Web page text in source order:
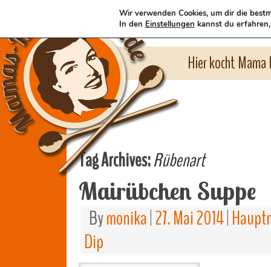
Hier kocht
Tag Archives:Rübenart
Mairübchen Suppe
Bymonika 27. Mai 2014
Dip
Wir verwenden Cookies, um dir die
In den Einstellungen kannst du